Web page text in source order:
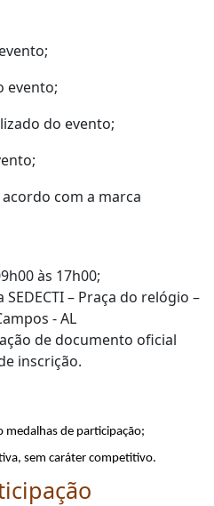
evento;
do evento;
com a marca
às 17h00;
– Praça do relógio –
- AL
de documento oficial
inscrição.
medalhas de participação;
sem caráter competitivo.